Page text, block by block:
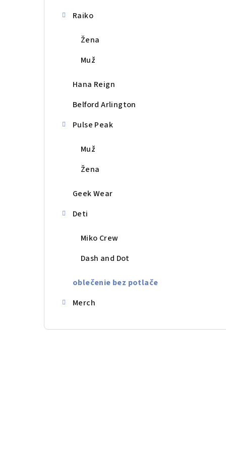
Raiko
Žena
Muž
Hana Reign
Belford Arlington
Pulse Peak
Muž
Žena
Geek Wear
Deti
Miko Crew
Dash and Dot
oblečenie bez potlače
Merch